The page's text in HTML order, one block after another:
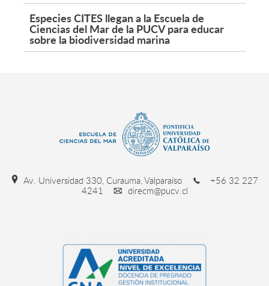
Especies CITES llegan a la Escuela de
Ciencias del Mar de la PUCV para educar
sobre la biodiversidad marina
Av. Universidad 330, Curauma, Valparaíso
+56 32 227
4241
direcm@pucv.cl